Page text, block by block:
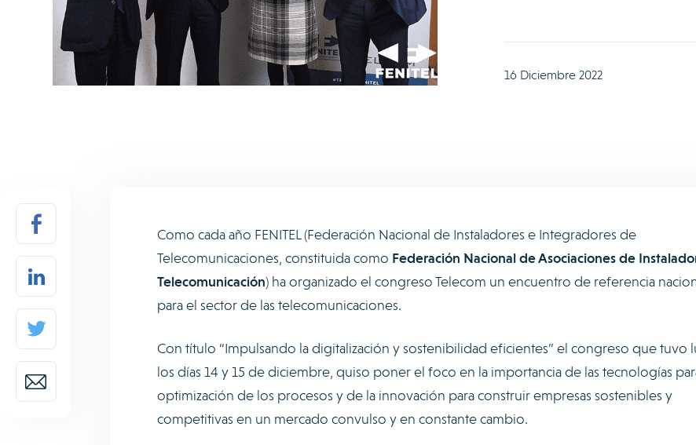
16 Diciembre 2022
Como cada año FENITEL (Federación Nacional de Instaladores e Integradores de
Telecomunicaciones, constituida como Federación Nacional de Asociaciones de
Telecomunicación) ha organizado el congreso Telecom un encuentro de referencia
para el sector de las telecomunicaciones.
Con título “Impulsando la digitalización y sostenibilidad eficientes” el congreso que tuvo
los días 14 y 15 de diciembre, quiso poner el foco en la importancia de las tecnologías
optimización de los procesos y de la innovación para construir empresas sostenibles y
competitivas en un mercado convulso y en constante cambio.